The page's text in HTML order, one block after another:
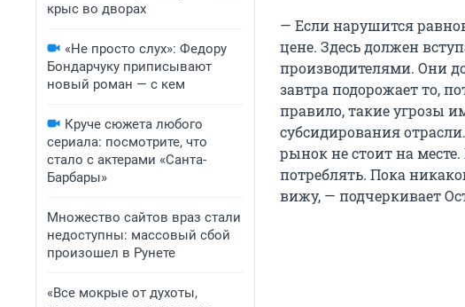
крыс во дворах
«Не просто слух»: Федору
Бондарчуку приписывают
новый роман — с кем
Круче сюжета любого
сериала: посмотрите, что
стало с актерами «Санта-
Барбары»
Множество сайтов враз стали
недоступны: массовый сбой
произошел в Рунете
«Все мокрые от духоты,
— Если нарушится
цене. Здесь должен
производителями. Они
завтра подорожает то,
правило, такие угрозы
субсидирования
рынок не стоит на
потреблять. Пока
вижу, — подчеркивает